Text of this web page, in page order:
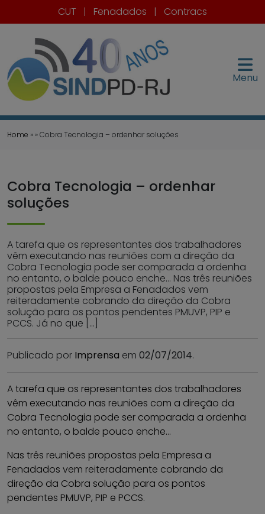
CUT | Fenadados | Contracs
Menu
Home » » Cobra Tecnologia – ordenhar soluções
Cobra Tecnologia – ordenhar
soluções
A tarefa que os representantes dos trabalhadores
vêm executando nas reuniões com a direção da
Cobra Tecnologia pode ser comparada a ordenha
no entanto, o balde pouco enche… Nas três reuniões
propostas pela Empresa a Fenadados vem
reiteradamente cobrando da direção da Cobra
solução para os pontos pendentes PMUVP, PIP e
PCCS. Já no que […]
Publicado por Imprensa em 02/07/2014.
A tarefa que os representantes dos trabalhadores
vêm executando nas reuniões com a direção da
Cobra Tecnologia pode ser comparada a ordenha
no entanto, o balde pouco enche…
Nas três reuniões propostas pela Empresa a
Fenadados vem reiteradamente cobrando da
direção da Cobra solução para os pontos
pendentes PMUVP, PIP e PCCS.